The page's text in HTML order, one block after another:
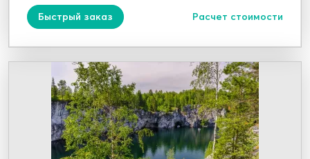
Быстрый заказ Расчет стоимости